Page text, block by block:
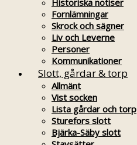
Historiska notiser
Fornlämningar
Skrock och sägner
Liv och Leverne
Personer
Kommunikationer
Slott, gårdar & torp
Allmänt
Vist socken
Lista gårdar och torp
Sturefors slott
Bjärka-Säby slott